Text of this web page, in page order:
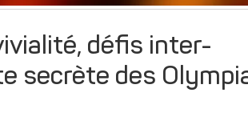
défis inter-
secrète des